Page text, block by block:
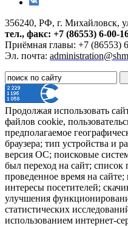
356240, РФ, г. Михайловск,
тел., факс: +7 (86553) 6-00-
Приёмная главы: +7 (86553)
Эл. почта:
Продолжая использовать
файлов cookie,
предполагаемое
браузера; тип устройства и
версия ОС; поисковые
был переход на сайт;
проведенное время на сайте;
интересы посетителей;
улучшения
статистических
использованием интернет-